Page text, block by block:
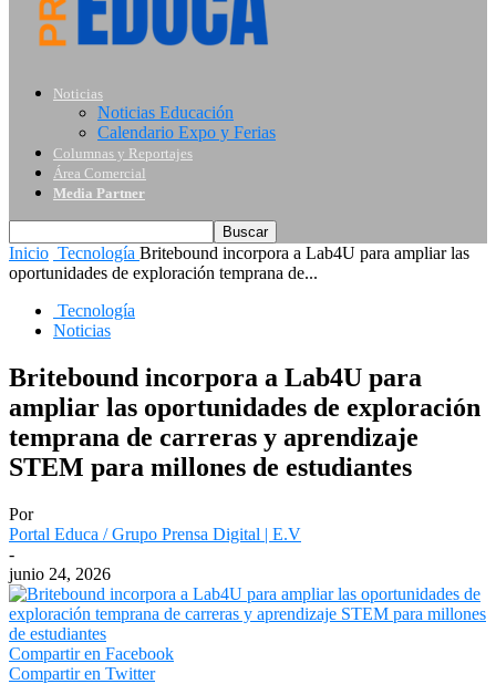
Noticias
Noticias Educación
Calendario Expo y Ferias
Columnas y Reportajes
Área Comercial
Media Partner
Inicio Tecnología Britebound incorpora a Lab4U para ampliar las
oportunidades de exploración temprana de...
Tecnología
Noticias
Britebound incorpora a Lab4U para
ampliar las oportunidades de exploración
temprana de carreras y aprendizaje
STEM para millones de estudiantes
Por
Portal Educa / Grupo Prensa Digital | E.V
-
junio 24, 2026
Compartir en Facebook
Compartir en Twitter